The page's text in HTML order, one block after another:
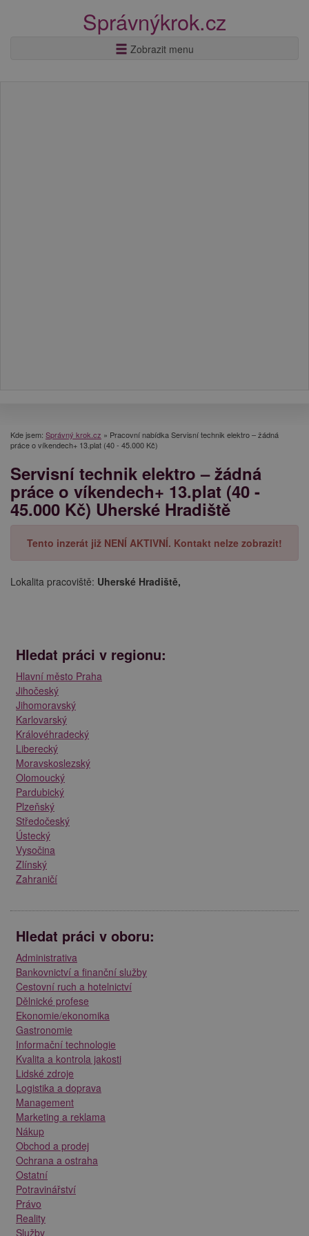
Správnýkrok.cz
Zobrazit menu
Kde jsem: Správný krok.cz » Pracovní nabídka Servisní technik elektro – žádná
práce o víkendech+ 13.plat (40 - 45.000 Kč)
Servisní technik elektro – žádná
práce o víkendech+ 13.plat (40 -
45.000 Kč) Uherské Hradiště
Tento inzerát již NENÍ AKTIVNÍ. Kontakt nelze zobrazit!
Lokalita pracoviště: Uherské Hradiště,
Hledat práci v regionu:
Hlavní město Praha
Jihočeský
Jihomoravský
Karlovarský
Královéhradecký
Liberecký
Moravskoslezský
Olomoucký
Pardubický
Plzeňský
Středočeský
Ústecký
Vysočina
Zlínský
Zahraničí
Hledat práci v oboru:
Administrativa
Bankovnictví a finanční služby
Cestovní ruch a hotelnictví
Dělnické profese
Ekonomie/ekonomika
Gastronomie
Informační technologie
Kvalita a kontrola jakosti
Lidské zdroje
Logistika a doprava
Management
Marketing a reklama
Nákup
Obchod a prodej
Ochrana a ostraha
Ostatní
Potravinářství
Právo
Reality
Služby